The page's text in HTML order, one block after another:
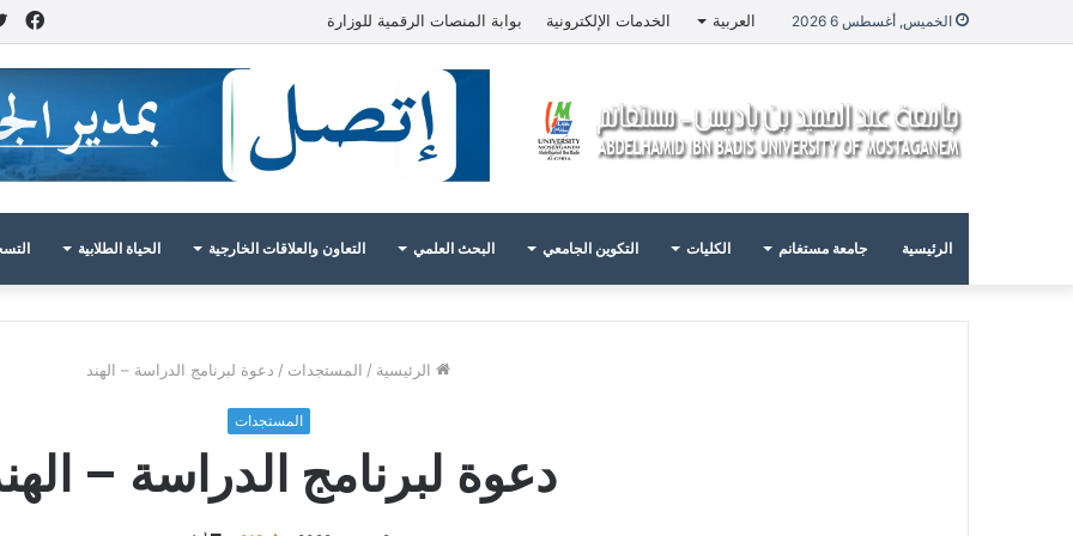
الخميس, أغسطس 6 2026 العربية الخدمات الإلكترونية بوابة المنصات الرقمية للوزارة
الرئيسية جامعة مستغانم الكليات التكوين الجامعي البحث العلمي التعاون والعلاقات الخارجية الحياة الطلابية
الرئيسية / المستجدات / دعوة لبرنامج الدراسة – الهند
المستجدات
دعوة لبرنامج الدراسة –